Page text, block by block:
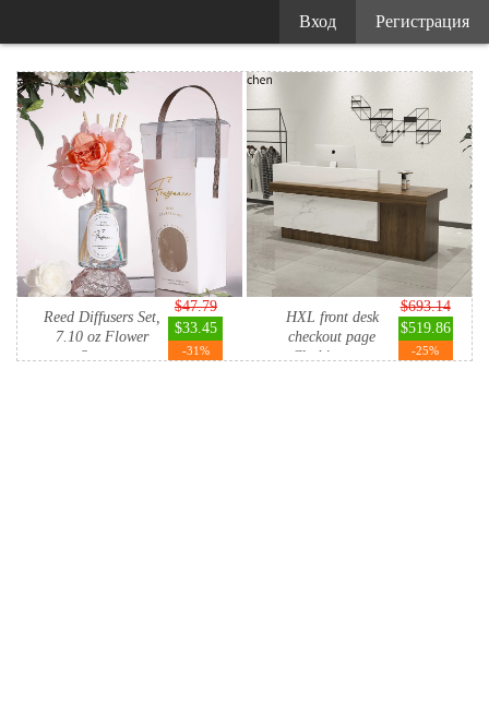
Reed Diffusers Set,
7.10 oz Flower
Scent...
$47.79
$33.45
-31%
HXL front desk
checkout page
Clothing st...
$693.14
$519.86
-25%
Регистрация
Вход